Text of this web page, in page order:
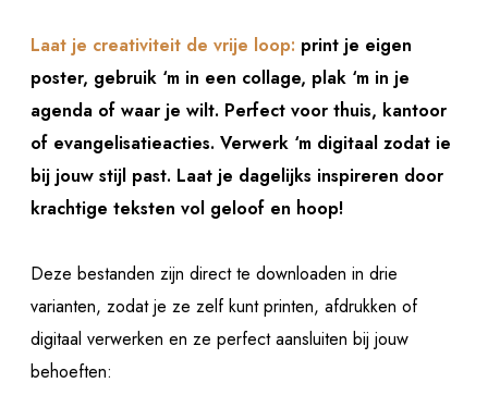
Laat je creativiteit de vrije loop: print je eigen
poster, gebruik ‘m in een collage, plak ‘m in je
agenda of waar je wilt. Perfect voor thuis, kantoor
of evangelisatieacties. Verwerk ‘m digitaal zodat ie
bij jouw stijl past. Laat je dagelijks inspireren door
krachtige teksten vol geloof en hoop!
Deze bestanden zijn direct te downloaden in drie
varianten, zodat je ze zelf kunt printen, afdrukken of
digitaal verwerken en ze perfect aansluiten bij jouw
behoeften: